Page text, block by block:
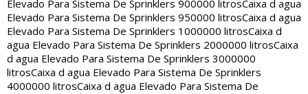
Elevado Para Sistema De Sprinklers 900000 litrosCaixa d agua
Elevado Para Sistema De Sprinklers 950000 litrosCaixa d agua
Elevado Para Sistema De Sprinklers 1000000 litrosCaixa d
agua Elevado Para Sistema De Sprinklers 2000000 litrosCaixa
d agua Elevado Para Sistema De Sprinklers 3000000
litrosCaixa d agua Elevado Para Sistema De Sprinklers
4000000 litrosCaixa d agua Elevado Para Sistema De